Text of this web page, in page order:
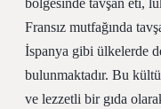
bölgesinde tavşan eti,
Fransız mutfağında
İspanya gibi ülkelerde
bulunmaktadır. Bu
ve lezzetli bir gıda